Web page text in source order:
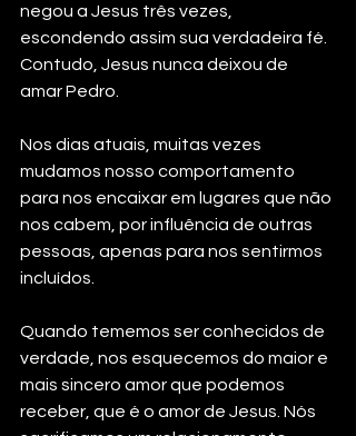
negou a Jesus três vezes,
escondendo assim sua verdadeira fé.
Contudo, Jesus nunca deixou de
amar Pedro.
Nos dias atuais, muitas vezes
mudamos nosso comportamento
para nos encaixar em lugares que não
nos cabem, por influência de outras
pessoas, apenas para nos sentirmos
incluídos.
Quando tememos ser conhecidos de
verdade, nos esquecemos do maior e
mais sincero amor que podemos
receber, que é o amor de Jesus. Nós